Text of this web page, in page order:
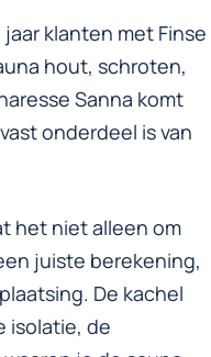
klanten met Finse
hout, schroten,
Sanna komt
onderdeel is van
het niet alleen om
juiste berekening,
De kachel
isolatie, de